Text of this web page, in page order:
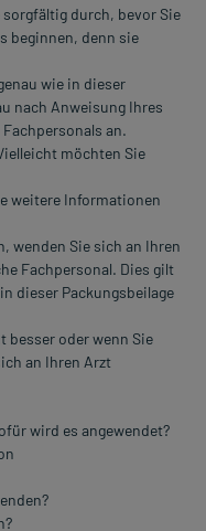
sorgfältig durch, bevor Sie
beginnen, denn sie
wie in dieser
nach Anweisung Ihres
an.
möchten Sie
weitere Informationen
wenden Sie sich an Ihren
Fachpersonal. Dies gilt
dieser Packungsbeilage
besser oder wenn Sie
an Ihren Arzt
wird es angewendet?